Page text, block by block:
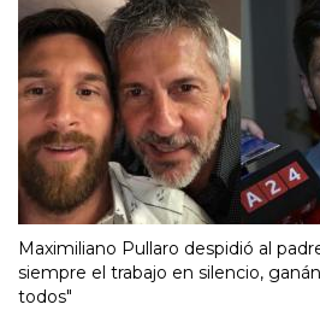
Maximiliano Pullaro despidió al
siempre el trabajo en silencio,
todos"